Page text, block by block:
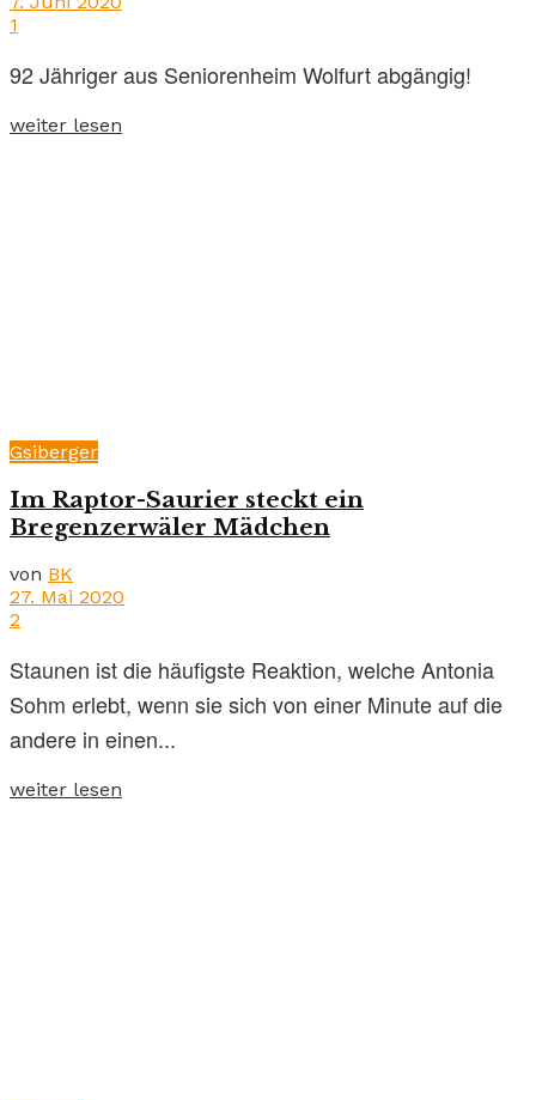
1
92 Jähriger aus Seniorenheim Wolfurt abgängig!
weiter lesen
Gsiberger
Im Raptor-Saurier steckt ein
Bregenzerwäler Mädchen
von BK
27. Mai 2020
2
Staunen ist die häufigste Reaktion, welche Antonia
Sohm erlebt, wenn sie sich von einer Minute auf die
andere in einen...
weiter lesen